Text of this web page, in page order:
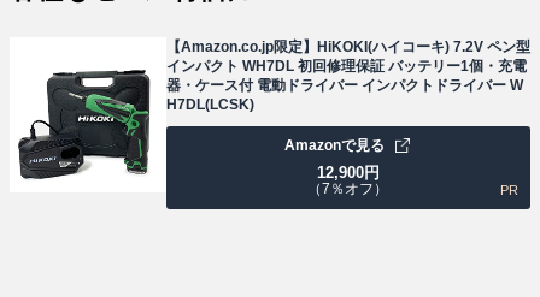
【Amazon.co.jp限定】HiKOKI(ハイコーキ) 7.2V ペン型
インパクト WH7DL 初回修理保証 バッテリー1個・充電
器・ケース付 電動ドライバー インパクトドライバー W
H7DL(LCSK)
12,900円
（7％オフ）
Amazonで見る
PR